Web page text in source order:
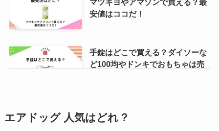
【パンテーン】ミセラーは販売終
店・口コミ調査
マツキヨやアマゾンで買える？最
安値はココだ！
手錠はどこで買える？ダイソーな
ど100均やドンキでおもちゃは売
アフタゾロンが販売中止？理由は
なぜ？ドラッグストアや薬局など
エアドッグ 人気はどれ？